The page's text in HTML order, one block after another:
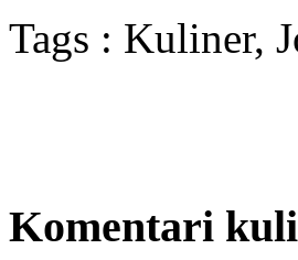
Tags : Kuliner,
Komentari